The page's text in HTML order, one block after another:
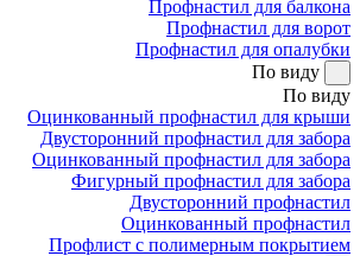
Профнастил для балкона
Профнастил для ворот
Профнастил для опалубки
По виду
По виду
Оцинкованный профнастил для крыши
Двусторонний профнастил для забора
Оцинкованный профнастил для забора
Фигурный профнастил для забора
Двусторонний профнастил
Оцинкованный профнастил
Профлист с полимерным покрытием